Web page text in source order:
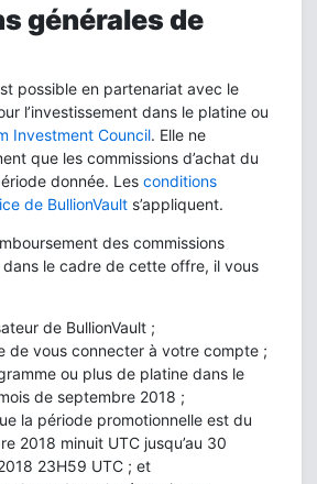
générales de
possible en partenariat avec le
l’investissement dans le platine ou
Investment Council. Elle ne
que les commissions d’achat du
donnée. Les conditions
de BullionVault s’appliquent.
des commissions
dans le cadre de cette offre, il vous
de BullionVault ;
de vous connecter à votre compte ;
ou plus de platine dans le
de septembre 2018 ;
la période promotionnelle est du
2018 minuit UTC jusqu’au 30
23H59 UTC ; et